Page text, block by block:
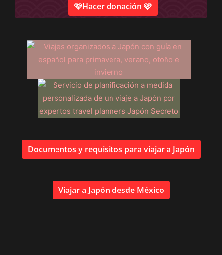
🩷Hacer donación 🩷
Documentos y requisitos para viajar a Japón
Viajar a Japón desde México